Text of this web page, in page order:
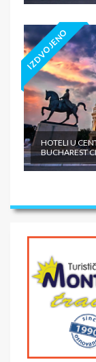
IZDVOJENO
HOTELI U
BUCHAREST